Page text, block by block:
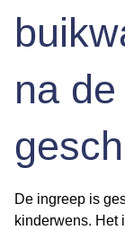
na
De ingreep is
kinderwens. Het